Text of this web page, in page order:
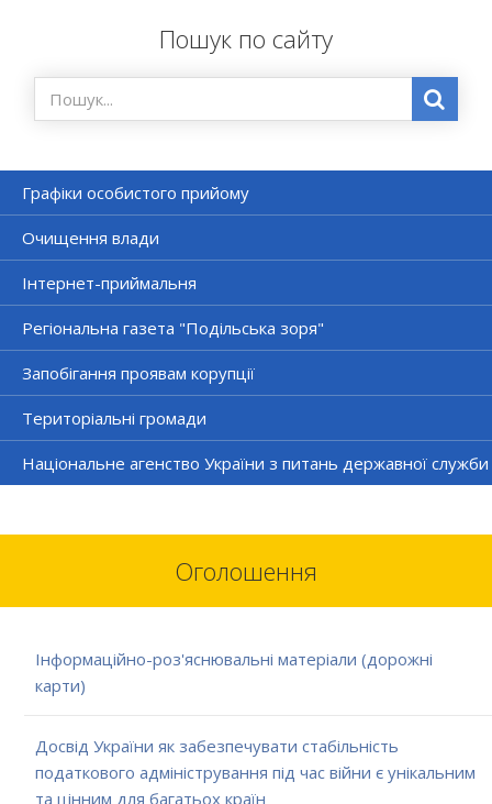
Пошук по сайту
Графіки особистого прийому
Очищення влади
Інтернет-приймальня
Регіональна газета "Подільська зоря"
Запобігання проявам корупції
Територіальні громади
Національне агенство України з питань державної служби
Оголошення
Інформаційно-роз'яснювальні матеріали (дорожні
карти)
Досвід України як забезпечувати стабільність
податкового адміністрування під час війни є унікальним
та цінним для багатьох країн